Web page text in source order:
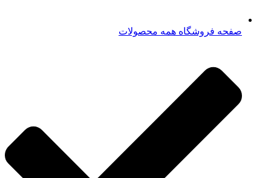
صفحه فروشگاه همه محصولات​